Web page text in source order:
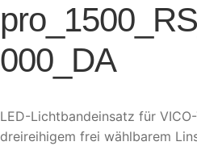
000_DA
LED-Lichtbandeinsatz für
dreireihigem frei wählbarem